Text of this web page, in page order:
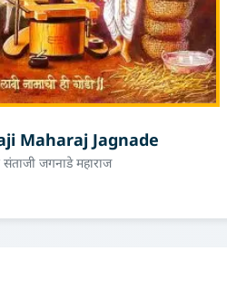
Maharaj Jagnade
संताजी जगनाडे महाराज